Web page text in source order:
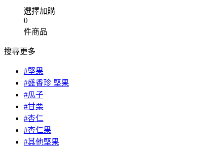
選擇加購
0
件商品
搜尋更多
#堅果
#盛香珍 堅果
#瓜子
#甘栗
#杏仁
#杏仁果
#其他堅果